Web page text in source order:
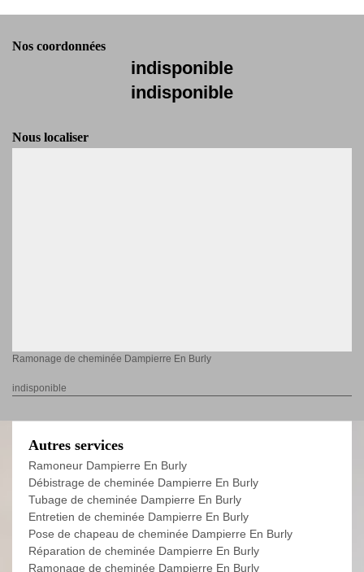
Nos coordonnées
indisponible
indisponible
Nous localiser
Ramonage de cheminée Dampierre En Burly
indisponible
Autres services
Ramoneur Dampierre En Burly
Débistrage de cheminée Dampierre En Burly
Tubage de cheminée Dampierre En Burly
Entretien de cheminée Dampierre En Burly
Pose de chapeau de cheminée Dampierre En Burly
Réparation de cheminée Dampierre En Burly
Ramonage de cheminée Dampierre En Burly